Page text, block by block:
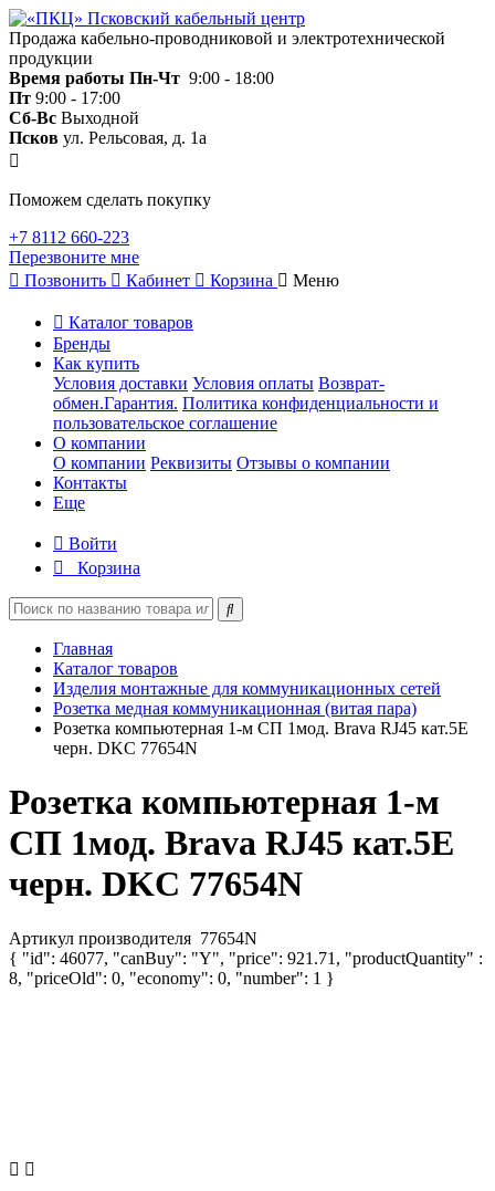
Продажа кабельно-проводниковой и электротехнической
продукции
Время работы Пн-Чт 9:00 - 18:00
Пт 9:00 - 17:00
Сб-Вс Выходной
Псков ул. Рельсовая, д. 1а
Поможем сделать покупку
+7 8112 660-223
Перезвоните мне
Позвонить
Кабинет Корзина Меню
Каталог товаров
Бренды
Как купить
Условия доставки Условия оплаты Возврат-
обмен.Гарантия. Политика конфиденциальности и
пользовательское соглашение
О компании
О компании Реквизиты Отзывы о компании
Контакты
Еще
Войти
Корзина
Главная
Каталог товаров
Изделия монтажные для коммуникационных сетей
Розетка медная коммуникационная (витая пара)
Розетка компьютерная 1-м СП 1мод. Brava RJ45 кат.5E
черн. DKC 77654N
Розетка компьютерная 1-м
СП 1мод. Brava RJ45 кат.5E
черн. DKC 77654N
Артикул производителя 77654N
{ "id": 46077, "canBuy": "Y", "price": 921.71, "productQuantity" :
8, "priceOld": 0, "economy": 0, "number": 1 }